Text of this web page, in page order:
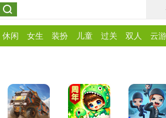
休闲 女生 装扮 儿童 过关 双人 云